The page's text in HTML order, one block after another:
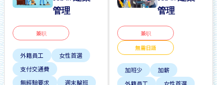
管理
兼职
外籍員工
女性首選
支付交通費
無經驗要求
週末輪班
管理
兼职
無需日語
加班少
加薪
外籍員工
女性首選